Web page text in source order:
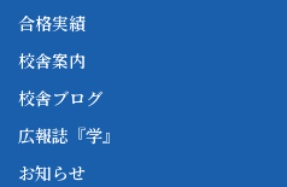
ena-base
合格実績
校舎案内
校舎ブログ
広報誌『学』
お知らせ